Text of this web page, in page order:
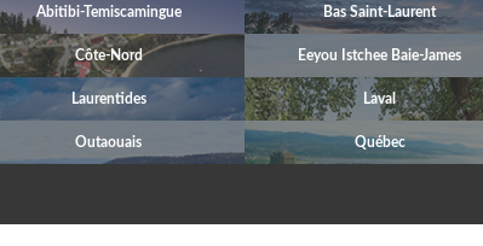
Abitibi-Temiscamingue Bas Saint-Laurent
Côte-Nord Eeyou Istchee Baie-James
Laurentides Laval
Outaouais Québec